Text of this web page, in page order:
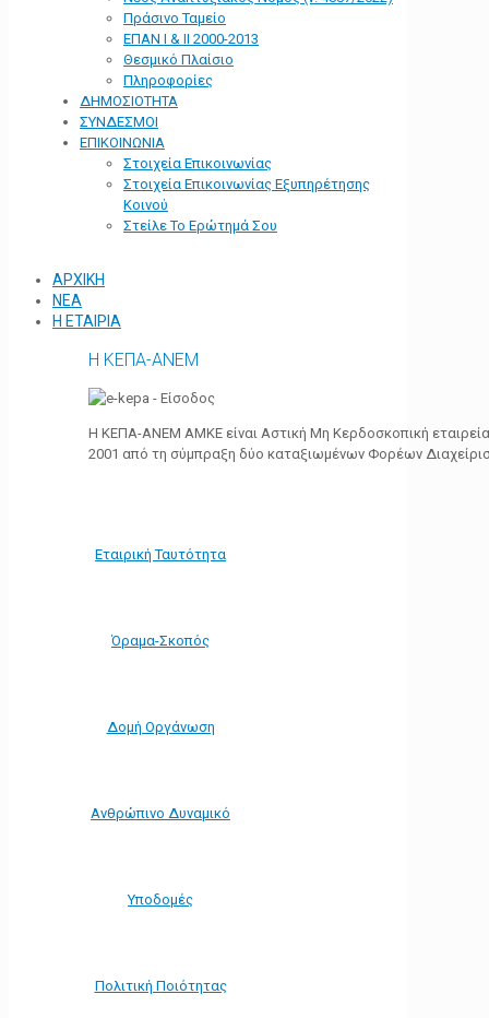
Πράσινο Ταμείο
ΕΠΑΝ Ι & ΙΙ 2000-2013
Θεσμικό Πλαίσιο
Πληροφορίες
ΔΗΜΟΣΙΟΤΗΤΑ
ΣΥΝΔΕΣΜΟΙ
ΕΠΙΚΟΙΝΩΝΙΑ
Στοιχεία Επικοινωνίας
Στοιχεία Επικοινωνίας Εξυπηρέτησης
Κοινού
Στείλε Το Ερώτημά Σου
ΑΡΧΙΚΗ
ΝΕΑ
Η ΕΤΑΙΡΙΑ
Η ΚΕΠΑ-ΑΝΕΜ
Η ΚΕΠΑ-ΑΝΕΜ ΑΜΚΕ είναι Αστική Μη Κερδοσκοπική
2001 από τη σύμπραξη δύο καταξιωμένων Φορέων
Εταιρική Ταυτότητα
Όραμα-Σκοπός
Δομή Οργάνωση
Ανθρώπινο Δυναμικό
Υποδομές
Πολιτική Ποιότητας